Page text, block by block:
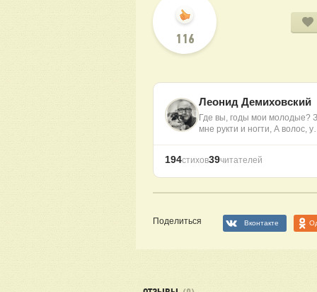
116
Леонид Демиховский
Где вы, годы мои молодые?
мне рукти и ногти, А волос,
194стихов39читателей
Поделиться Вконтакте